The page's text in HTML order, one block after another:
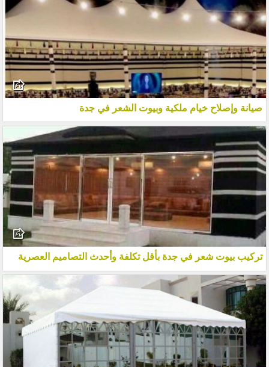
صيانة وإصلاح خيام ملكية وبيوت الشعر في جدة
تركيب بيوت شعر في جدة بأقل تكلفة وأحدث التصاميم العصرية